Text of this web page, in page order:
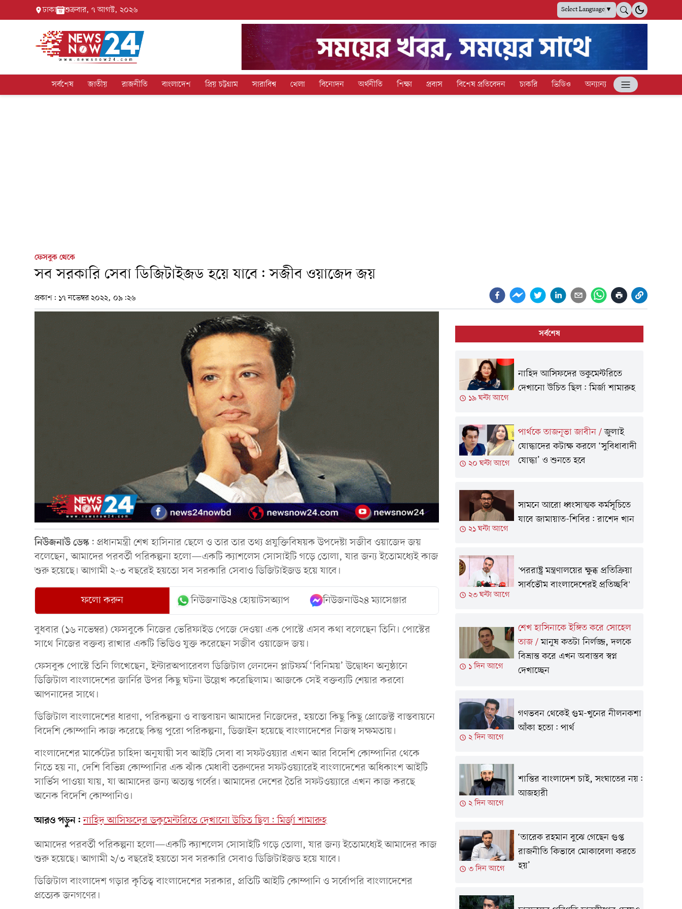
ঢাকা শুক্রবার, ৭ আগস্ট, ২০২৬ Select Language▼
সর্বশেষ জাতীয় রাজনীতি বাংলাদেশ প্রিয় চট্টগ্রাম সারাবিশ্ব খেলা বিনোদন অর্থনীতি শিক্ষা প্রবাস বিশেষ প্রতিবেদন চাকরি ভিডিও অন্যান্য
ফেসবুক থেকে
সব সরকারি সেবা ডিজিটাইজড হয়ে যাবে: সজীব ওয়াজেদ জয়
প্রকাশ: ১৭ নভেম্বর ২০২২, ০৯:২৬
নিউজনাউডেস্ক : প্রধানমন্ত্রী শেখ হাসিনার ছেলে ও তার তার তথ্য প্রযুক্তিবিষয়ক উপদেষ্টা সজীব ওয়াজেদ জয়
বলেছেন, আমাদের পরবর্তী পরিকল্পনা হলো—একটি ক্যাশলেস সোসাইটি গড়ে তোলা, যার জন্য ইতোমধ্যেই কাজ
শুরু হয়েছে। আগামী ২-৩ বছরেই হয়তো সব সরকারি সেবাও ডিজিটাইজড হয়ে যাবে।
ফলো করুন নিউজনাউ২৪ হোয়াটসঅ্যাপ নিউজনাউ২৪ ম্যাসেঞ্জার
বুধবার (১৬ নভেম্বর) ফেসবুকে নিজের ভেরিফাইড পেজে দেওয়া এক পোস্টে এসব কথা বলেছেন তিনি। পোস্টের
সাথে নিজের বক্তব্য রাখার একটি ভিডিও যুক্ত করেছেন সজীব ওয়াজেদ জয়।
ফেসবুক পোস্টে তিনি লিখেছেন, ইন্টারঅপারেবল ডিজিটাল লেনদেন প্লাটফর্ম ‘বিনিময়’ উদ্বোধন অনুষ্ঠানে
ডিজিটাল বাংলাদেশের জার্নির উপর কিছু ঘটনা উল্লেখ করেছিলাম। আজকে সেই বক্তব্যটি শেয়ার করবো
আপনাদের সাথে।
ডিজিটাল বাংলাদেশের ধারণা, পরিকল্পনা ও বাস্তবায়ন আমাদের নিজেদের, হয়তো কিছু কিছু প্রোজেক্ট বাস্তবায়নে
বিদেশি কোম্পানি কাজ করেছে কিন্তু পুরো পরিকল্পনা, ডিজাইন হয়েছে বাংলাদেশের নিজস্ব সক্ষমতায়।
বাংলাদেশের মার্কেটের চাহিদা অনুযায়ী সব আইটি সেবা বা সফটওয়্যার এখন আর বিদেশি কোম্পানির থেকে
নিতে হয় না, দেশি বিভিন্ন কোম্পানির এক ঝাঁক মেধাবী তরুণদের সফটওয়্যারেই বাংলাদেশের অধিকাংশ আইটি
সার্ভিস পাওয়া যায়, যা আমাদের জন্য অত্যন্ত গর্বের। আমাদের দেশের তৈরি সফটওয়্যারে এখন কাজ করছে
অনেক বিদেশি কোম্পানিও।
আরও পড়ুন: নাহিদ আসিফদের ডকুমেন্টরিতে দেখানো উচিত ছিল: মির্জা শামারুহ
আমাদের পরবর্তী পরিকল্পনা হলো—একটি ক্যাশলেস সোসাইটি গড়ে তোলা, যার জন্য ইতোমধ্যেই আমাদের কাজ
শুরু হয়েছে। আগামী ২/৩ বছরেই হয়তো সব সরকারি সেবাও ডিজিটাইজড হয়ে যাবে।
ডিজিটাল বাংলাদেশ গড়ার কৃতিত্ব বাংলাদেশের সরকার, প্রতিটি আইটি কোম্পানি ও সর্বোপরি বাংলাদেশের
প্রত্যেক জনগণের।
সর্বশেষ
১৯ ঘন্টা আগে
নাহিদ আসিফদের ডকুমেন্টরিতে
দেখানো উচিত ছিল: মির্জা শামারুহ
২০ ঘন্টা আগে
পার্থকে তাজনূভা জাবীন/জুলাই
যোদ্ধাদের কটাক্ষ করলে ‘সুবিধাবাদী
যোদ্ধা’ ও শুনতে হবে
২১ ঘন্টা আগে
সামনে আরো ধ্বংসাত্মক কর্মসূচিতে
যাবে জামায়াত-শিবির: রাশেদ খান
২৩ ঘন্টা আগে
'পররাষ্ট্র মন্ত্রণালয়ের ক্ষুব্ধ প্রতিক্রিয়া
সার্বভৌম বাংলাদেশেরই প্রতিচ্ছবি'
১ দিন আগে
শেখ হাসিনাকে ইঙ্গিত করে সোহেল
তাজ/মানুষ কতটা নির্লজ্জ, দলকে
বিভ্রান্ত করে এখন অবাস্তব স্বপ্ন
দেখাচ্ছেন
২ দিন আগে
গণভবন থেকেই গুম-খুনের নীলনকশা
আঁকা হতো: পার্থ
২ দিন আগে
শান্তির বাংলাদেশ চাই, সংঘাতের নয়:
আজহারী
৩ দিন আগে
‘তারেক রহমান বুঝে গেছেন গুপ্ত
রাজনীতি কিভাবে মোকাবেলা করতে
হয়’